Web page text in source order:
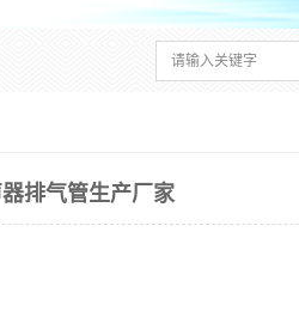
排气管生产厂家